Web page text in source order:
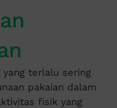
yang terlalu sering
pakaian dalam
fisik yang